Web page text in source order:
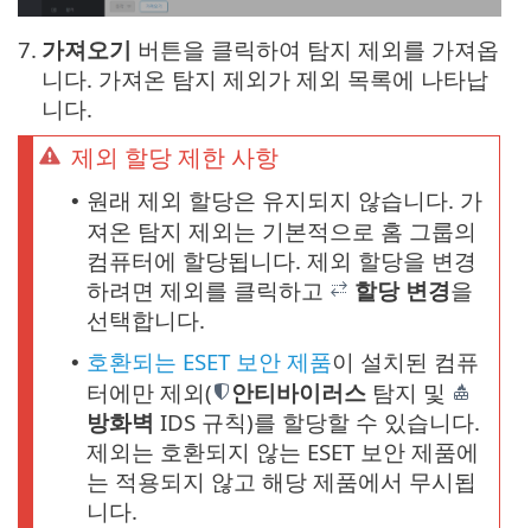
7. 가져오기 버튼을 클릭하여 탐지 제외를 가져옵
니다. 가져온 탐지 제외가 제외 목록에 나타납
니다.
제외 할당 제한 사항
• 원래 제외 할당은 유지되지 않습니다. 가
져온 탐지 제외는 기본적으로 홈 그룹의
컴퓨터에 할당됩니다. 제외 할당을 변경
하려면 제외를 클릭하고
할당 변경을
선택합니다.
• 호환되는 ESET 보안 제품이 설치된 컴퓨
터에만 제외(
안티바이러스 탐지 및
방화벽 IDS 규칙)를 할당할 수 있습니다.
제외는 호환되지 않는 ESET 보안 제품에
는 적용되지 않고 해당 제품에서 무시됩
니다.